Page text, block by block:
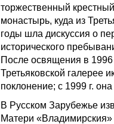
торжественный
монастырь, куда из
годы шла дискуссия о
исторического
После освящения в
Третьяковской галерее
поклонение; с 1999 г.
В Русском Зарубежье
Матери «Владимирския»